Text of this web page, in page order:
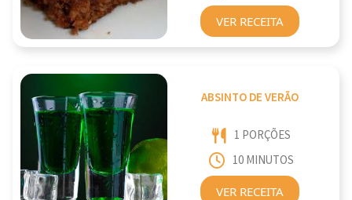
VER RECEITA
ABSINTO DE VERÃO
1 PORÇÕES
10 MINUTOS
VER RECEITA